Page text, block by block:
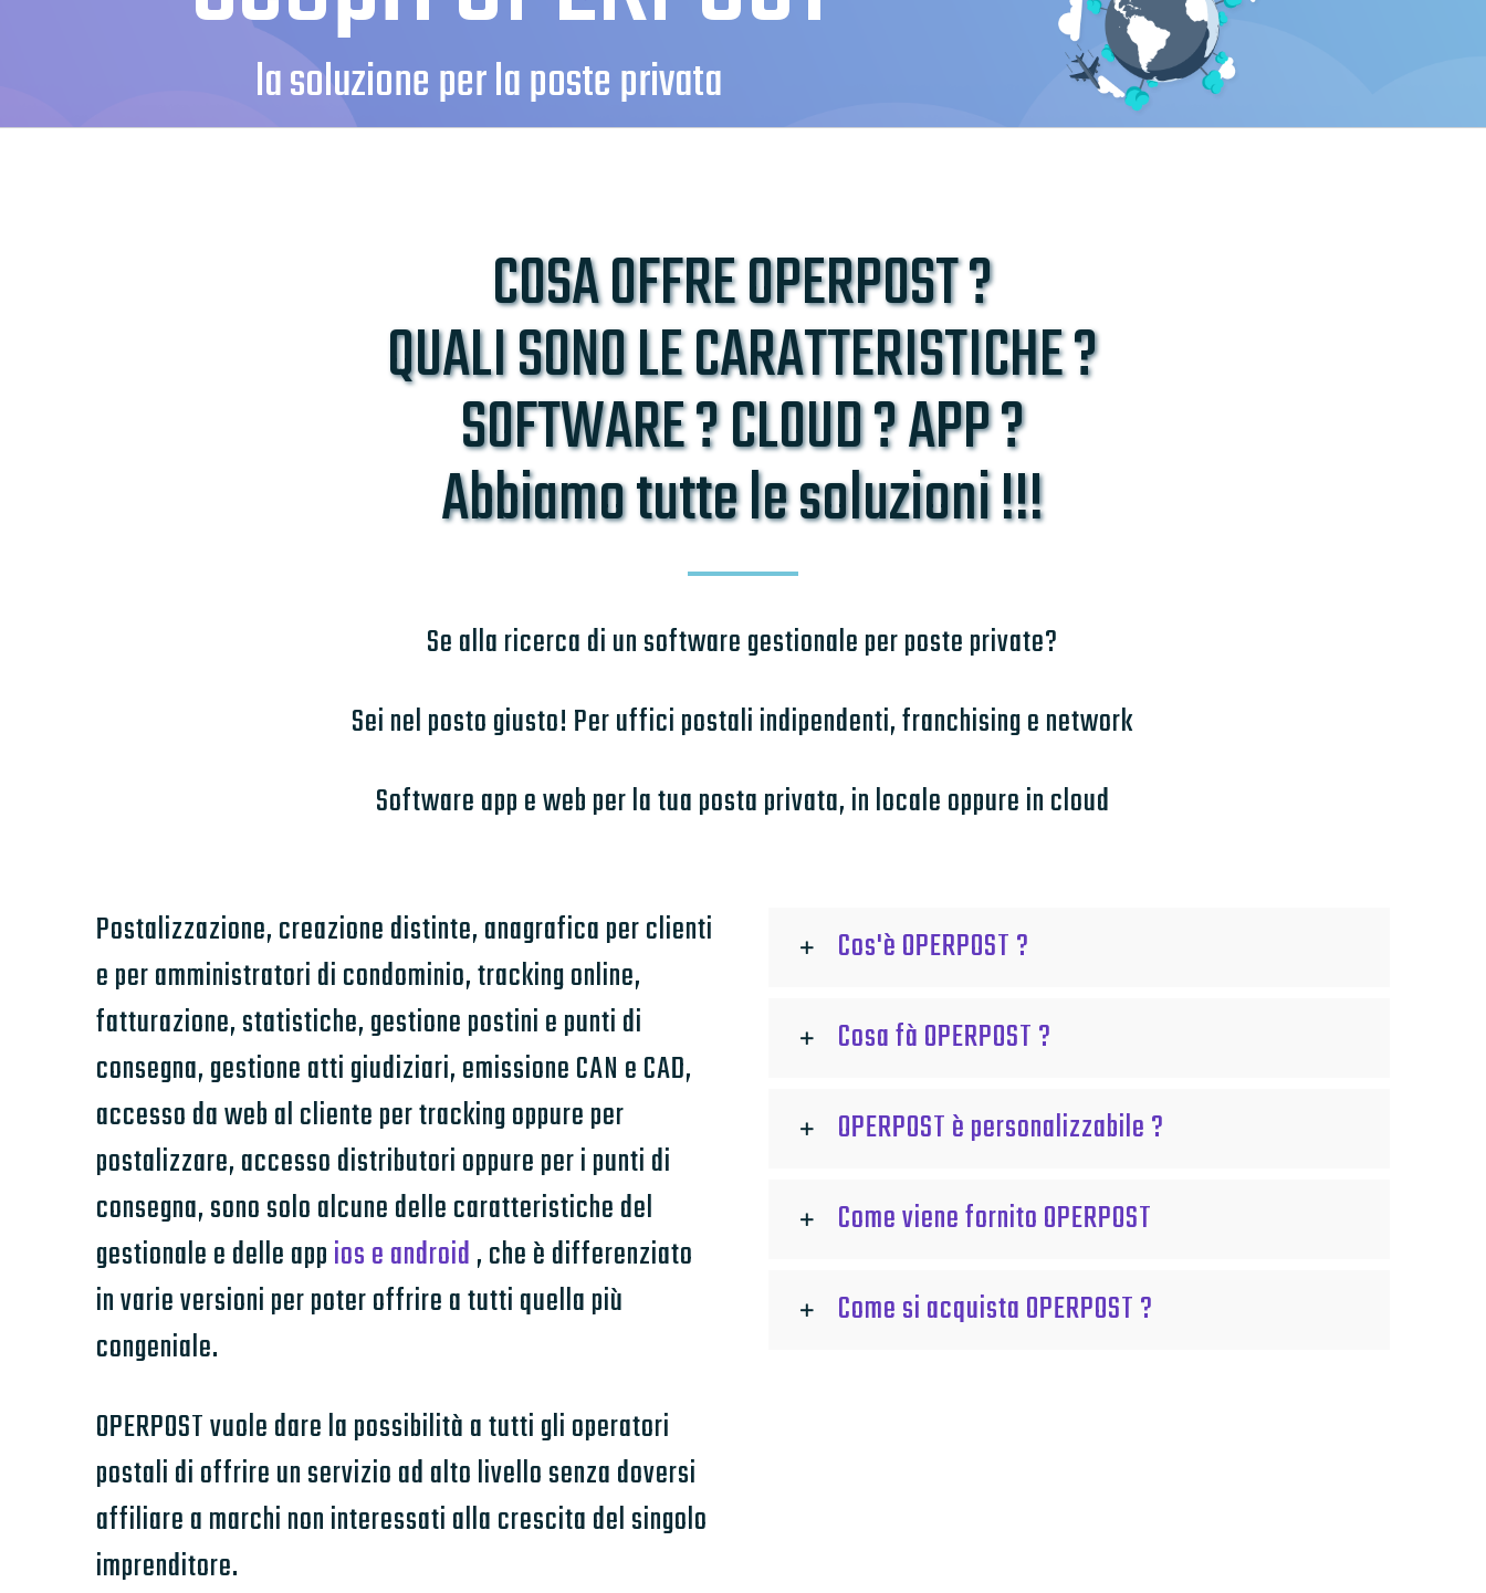
la soluzione per la poste privata
COSA OFFRE OPERPOST ?
QUALI SONO LE CARATTERISTICHE ?
SOFTWARE ? CLOUD ? APP ?
Abbiamo tutte le soluzioni !!!
Se alla ricerca di un software gestionale per poste private?
Sei nel posto giusto! Per uffici postali indipendenti, franchising e network
Software app e web per la tua posta privata, in locale oppure in cloud
Postalizzazione, creazione distinte, anagrafica per clienti
e per amministratori di condominio, tracking online,
fatturazione, statistiche, gestione postini e punti di
consegna, gestione atti giudiziari, emissione CAN e CAD,
accesso da web al cliente per tracking oppure per
postalizzare, accesso distributori oppure per i punti di
consegna, sono solo alcune delle caratteristiche del
gestionale e delle appios e android, che è differenziato
in varie versioni per poter offrire a tutti quella più
congeniale.
OPERPOST vuole dare la possibilità a tutti gli operatori
postali di offrire un servizio ad alto livello senza doversi
affiliare a marchi non interessati alla crescita del singolo
imprenditore.
Cos'è OPERPOST ?
Cosa fà OPERPOST ?
OPERPOST è personalizzabile ?
Come viene fornito OPERPOST
Come si acquista OPERPOST ?